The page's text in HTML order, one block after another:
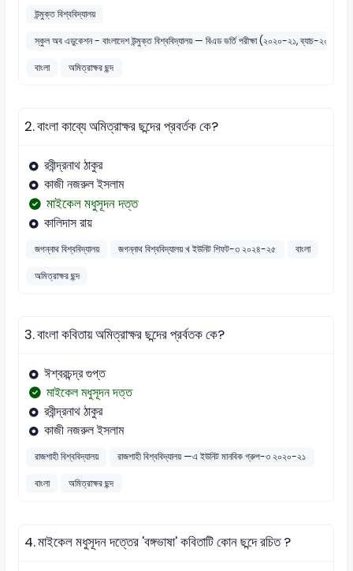
উন্মুক্ত বিশ্ববিদ্যালয়
স্কুল অব এডুকেশন - বাংলাদেশ উন্মুক্ত বিশ্ববিদ্যালয় — বিএড ভর্তি পরীক্ষা (২০২০-২১, ব্যাচ-২০২১)
বাংলা
অমিত্রাক্ষর ছন্দ
2.বাংলা কাব্যে অমিত্রাক্ষর ছন্দের প্রবর্তক কে?
রবীন্দ্রনাথ ঠাকুর
কাজী নজরুল ইসলাম
মাইকেল মধুসূদন দত্ত
কালিদাস রায়
জগন্নাথ বিশ্ববিদ্যালয় জগন্নাথ বিশ্ববিদ্যালয় খ ইউনিট শিফট-৩ ২০২৪-২৫
বাংলা
অমিত্রাক্ষর ছন্দ
3.বাংলা কবিতায় অমিত্রাক্ষর ছন্দের প্রর্বতক কে?
ঈশ্বরচন্দ্র গুপ্ত
মাইকেল মধুসূদন দত্ত
রবীন্দ্রনাথ ঠাকুর
কাজী নজরুল ইসলাম
রাজশাহী বিশ্ববিদ্যালয়
রাজশাহী বিশ্ববিদ্যালয় —এ ইউনিট মানবিক গ্রুপ-৩ ২০২০-২১
বাংলা
অমিত্রাক্ষর ছন্দ
4.মাইকেল মধুসূদন দত্তের 'বঙ্গভাষা' কবিতাটি কোন ছন্দে রচিত ?